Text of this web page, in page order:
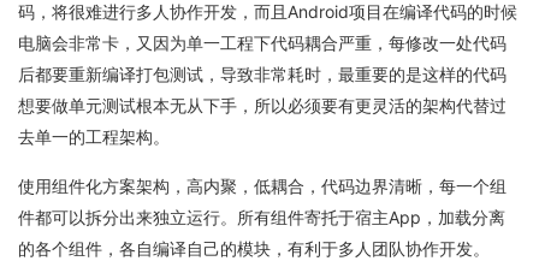
码，将很难进行多人协作开发，而且Android项目在编译代码的时候
电脑会非常卡，又因为单一工程下代码耦合严重，每修改一处代码
后都要重新编译打包测试，导致非常耗时，最重要的是这样的代码
想要做单元测试根本无从下手，所以必须要有更灵活的架构代替过
去单一的工程架构。
使用组件化方案架构，高内聚，低耦合，代码边界清晰，每一个组
件都可以拆分出来独立运行。所有组件寄托于宿主App，加载分离
的各个组件，各自编译自己的模块，有利于多人团队协作开发。